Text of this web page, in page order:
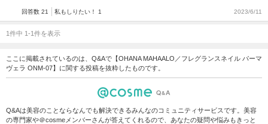
回答数 21 私もしりたい！ 1 2023/6/11
1件中 1-1件を表示
ここに掲載されているのは、Q&Aで【OHANA MAHAALO／フレグランスネイル パーマ
ヴェラ ONM-07】に関する投稿を抜粋したものです。
Q&Aは美容のことならなんでも解決できるみんなのコミュニティサービスです。美容
の専門家や＠cosmeメンバーさんが答えてくれるので、あなたの疑問や悩みもきっと